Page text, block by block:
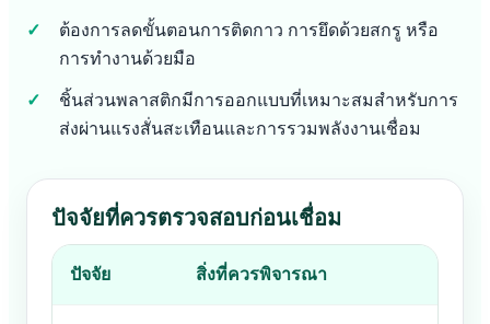
ต้องการลดขั้นตอนการติดกาว การยึดด้วยสกรู หรือ
การทำงานด้วยมือ
ชิ้นส่วนพลาสติกมีการออกแบบที่เหมาะสมสำหรับการ
ส่งผ่านแรงสั่นสะเทือนและการรวมพลังงานเชื่อม
ปัจจัยที่ควรตรวจสอบก่อนเชื่อม
ปัจจัย สิ่งที่ควรพิจารณา